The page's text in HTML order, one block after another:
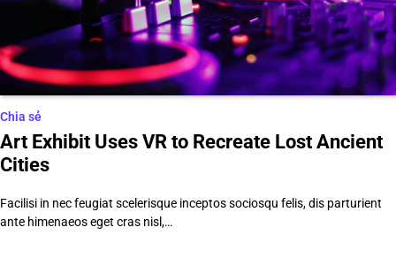
Chia sẻ
Art Exhibit Uses VR to Recreate Lost Ancient
Cities
Facilisi in nec feugiat scelerisque inceptos sociosqu felis, dis parturient
ante himenaeos eget cras nisl,…